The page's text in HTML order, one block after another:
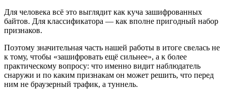
Для человека всё это выглядит как куча зашифрованных
байтов. Для классификатора — как вполне пригодный набор
признаков.
Поэтому значительная часть нашей работы в итоге свелась не
к тому, чтобы «зашифровать ещё сильнее», а к более
практическому вопросу: что именно видит наблюдатель
снаружи и по каким признакам он может решить, что перед
ним не браузерный трафик, а туннель.